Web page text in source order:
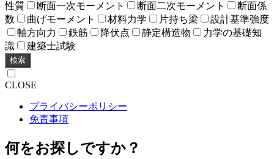
性質
断面一次モーメント 断面二次モーメント
断面係
数
曲げモーメント 材料力学 片持ち梁
設計基準強度
軸方向力
鉄筋 降伏点 静定構造物
力学の基礎知
識
建築士試験
検索
CLOSE
プライバシーポリシー
免責事項
何をお探しですか？